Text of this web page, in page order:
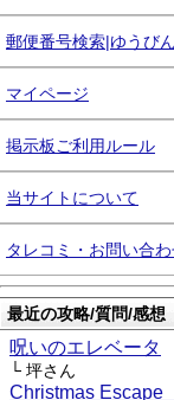
郵便番号検索|ゆうび
マイページ
掲示板ご利用ルール
当サイトについて
タレコミ・お問い合
最近の攻略/質問/感想
呪いのエレベータ
└ 坪さん
Christmas Escape